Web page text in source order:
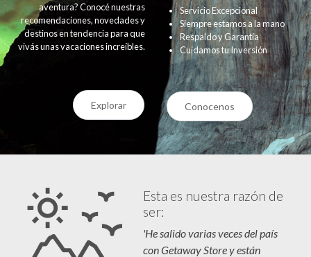
aventura? Conocé nuestras
recomendaciones, novedades y
destinos en tendencia para que
vivás unas vacaciones increíbles.
Servicio Excepcional
Siempre estamos a la mano
Respaldo y Garantía
Cuidamos tu Inversión
Explorar Conocenos
Esta es nuestra razón de
ser:
'He salido varias veces del país
con Getaway Store y están